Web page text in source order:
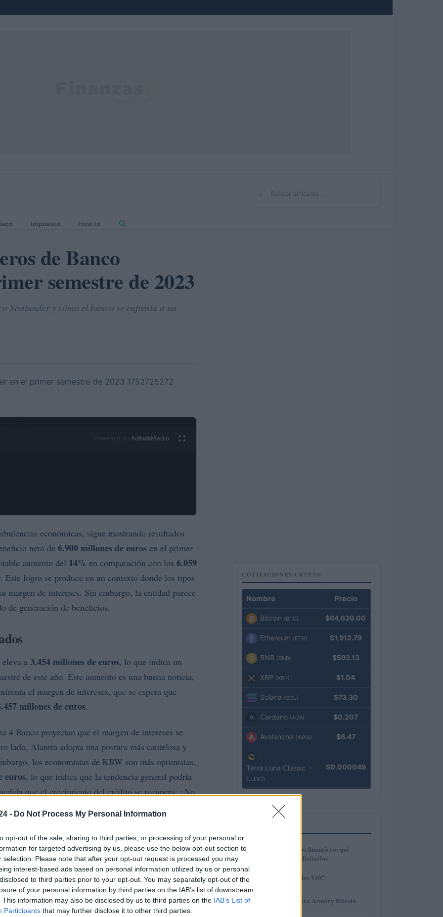
- Do Not Process My Personal Information
opt-out of the sale, sharing to third parties, or processing of your personal or
for targeted advertising by us, please use the below opt-out section to
selection. Please note that after your opt-out request is processed you may
interest-based ads based on personal information utilized by us or personal
to third parties prior to your opt-out. You may separately opt-out of the
of your personal information by third parties on the IAB’s list of downstream
This information may also be disclosed by us to third parties on the IAB’s List of
Participants that may further disclose it to other third parties.
Buscar
Impuesto How to
de Banco
semestre de 2023
Santander y cómo el banco se enfrenta a un
Ad hubMedia
económicas, sigue mostrando resultados
neto de 6.900 millones de euros en el primer
aumento del 14% en comparación con los 6.059
logro se produce en un contexto donde los tipos
margen de intereses. Sin embargo, la entidad parece
de generación de beneficios.
a 3.454 millones de euros, lo que indica un
de este año. Este aumento es una buena noticia,
el margen de intereses, que se espera que
millones de euros.
4 Banco proyectan que el margen de intereses se
lado, Alantra adopta una postura más cautelosa y
los economistas de KBW son más optimistas,
euros, lo que indica que la tendencia general podría
que el crecimiento del crédito se recupera. ¿No
el mundo financiero?
COTIZACIONES CRYPTO
Nombre Precio
Bitcoin (BTC) $64,639.00
Ethereum (ETH) $1,912.79
BNB (BNB) $593.13
XRP (XRP) $1.04
Solana (SOL) $73.30
Cardano (ADA) $0.207
Avalanche (AVAX) $6.47
Terra Luna Classic
(LUNC)
$0.000049
1
Préstamos en Kubo.financiero: qué
ofrecen y cómo solicitarlos
2 ¿AMP alcanzará los $10?
3 Revisión de billetera Armory Bitcoin